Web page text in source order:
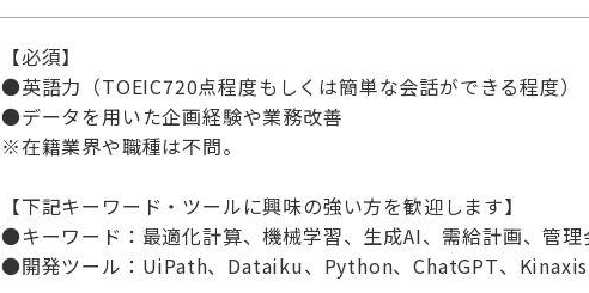
【必須】
●英語力（TOEIC720点程度もしくは簡単な会話ができる程度）
●データを用いた企画経験や業務改善
※在籍業界や職種は不問。
【下記キーワード・ツールに興味の強い方を歓迎します】
●キーワード：最適化計算、機械学習、生成AI、需給計画、管
●開発ツール：UiPath、Dataiku、Python、ChatGPT、